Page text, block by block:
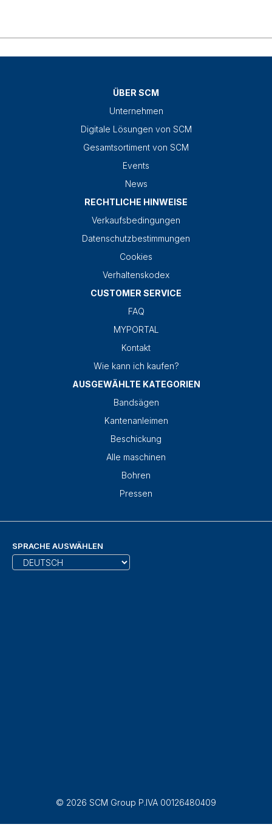
ÜBER SCM
Unternehmen
Digitale Lösungen von SCM
Gesamtsortiment von SCM
Events
News
RECHTLICHE HINWEISE
Verkaufsbedingungen
Datenschutzbestimmungen
Cookies
Verhaltenskodex
CUSTOMER SERVICE
FAQ
MYPORTAL
Kontakt
Wie kann ich kaufen?
AUSGEWÄHLTE KATEGORIEN
Bandsägen
Kantenanleimen
Beschickung
Alle maschinen
Bohren
Pressen
SPRACHE AUSWÄHLEN
© 2026 SCM Group P.IVA 00126480409